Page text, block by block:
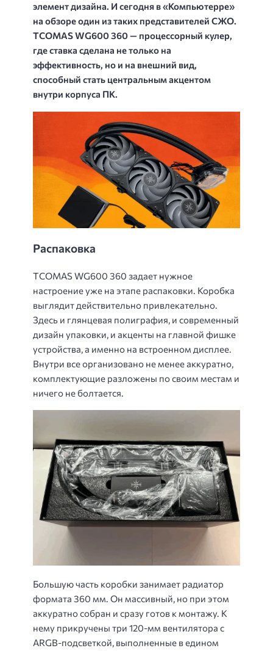
элемент дизайна. И сегодня в «Компьютерре»
на обзоре один из таких представителей СЖО.
TCOMAS WG600 360 — процессорный кулер,
где ставка сделана не только на
эффективность, но и на внешний вид,
способный стать центральным акцентом
внутри корпуса ПК.
Распаковка
TCOMAS WG600 360 задает нужное
настроение уже на этапе распаковки. Коробка
выглядит действительно привлекательно.
Здесь и глянцевая полиграфия, и современный
дизайн упаковки, и акценты на главной фишке
устройства, а именно на встроенном дисплее.
Внутри все организовано не менее аккуратно,
комплектующие разложены по своим местам и
ничего не болтается.
Большую часть коробки занимает радиатор
формата 360 мм. Он массивный, но при этом
аккуратно собран и сразу готов к монтажу. К
нему прикручены три 120-мм вентилятора с
ARGB-подсветкой, выполненные в едином